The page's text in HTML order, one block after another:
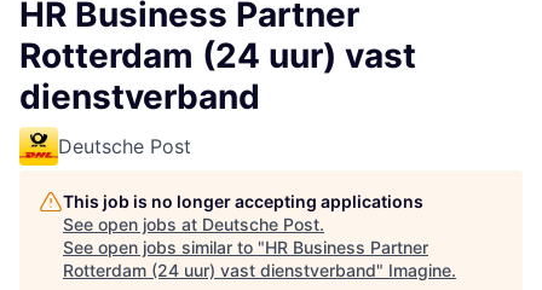
HR Business Partner
Rotterdam (24 uur) vast
dienstverband
Deutsche Post
This job is no longer accepting applications
See open jobs at Deutsche Post.
See open jobs similar to "HR Business Partner
Rotterdam (24 uur) vast dienstverband" Imagine.